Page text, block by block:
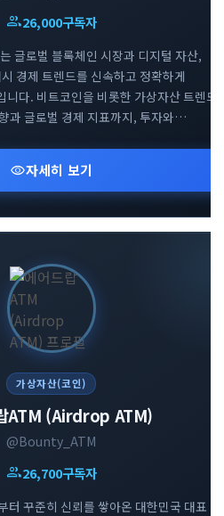
group26,000구독자
글로벌 블록체인 시장과 디지털 자산,
경제 트렌드를 신속하고 정확하게
다. 비트코인을 비롯한 가상자산 트렌드
과 글로벌 경제 지표까지, 투자와
, 텔레그램 그룹)을 통해 커뮤니티
익한 인사이트를 공유하고 있습니다.
시장의 흐름을 가장 먼저 파악하고
해 보세요.
visibility자세히 보기
가상자산(코인)
ATM (Airdrop ATM)
@Bounty_ATM
group26,700구독자
터 꾸준히 신뢰를 쌓아온 대한민국 대표